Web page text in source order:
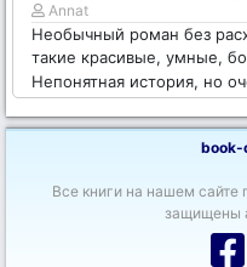
Annat
Необычный роман без
такие красивые, умные,
Непонятная история, но
book-
Все книги на нашем сайте
защищены